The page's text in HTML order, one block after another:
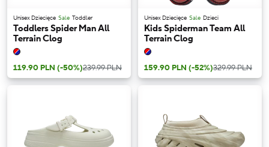
Unisex Dziecięce Sale Toddler
Toddlers Spider Man All
Terrain Clog
119.90 PLN (-50%)239.99 PLN
Unisex Dziecięce Sale Dzieci
Kids Spiderman Team All
Terrain Clog
159.90 PLN (-52%)329.99 PLN